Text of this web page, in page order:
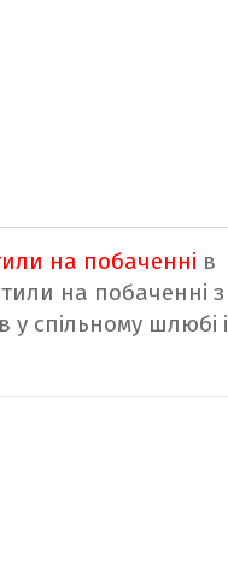
на побаченні в
на побаченні з
спільному шлюбі і